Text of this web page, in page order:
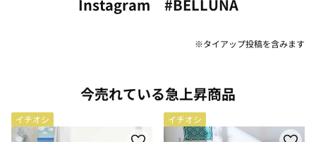
Instagram #BELLUNA
※タイアップ投稿を含みます
今売れている急上昇商品
イチオシ イチオシ